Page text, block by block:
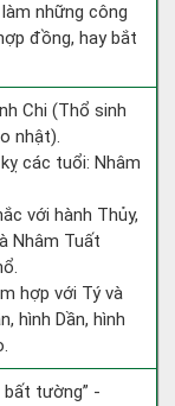
những công
đồng, hay bắt
Chi (Thổ sinh
nhật).
các tuổi: Nhâm
với hành Thủy,
Nhâm Tuất
hợp với Tý và
hình Dần, hình
bất tường” -